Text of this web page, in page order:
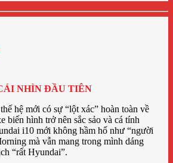
NHÌN ĐẦU TIÊN
hệ mới có sự “lột xác” hoàn toàn về
biến hình trở nên sắc sảo và cá tính
i10 mới không hầm hố như “người
mà vẫn mang trong mình dáng
“rất Hyundai”.